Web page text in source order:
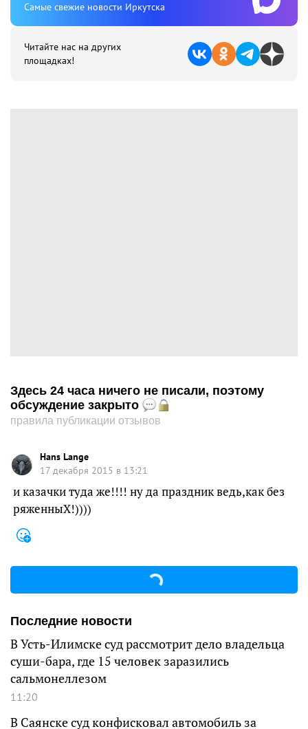
Cамые свежие новости Иркутска
Читайте нас на других
площадках!
Здесь 24 часа ничего не писали, поэтому
обсуждение закрыто
правила публикации отзывов
Hans Lange
17 декабря 2015 в 13:21
и казачки туда же!!!! ну да праздник ведь,как без
ряженныX!))))
Последние новости
В Усть-Илимске суд рассмотрит дело владельца
суши-бара, где 15 человек заразились
сальмонеллезом
11:20
В Саянске суд конфисковал автомобиль за